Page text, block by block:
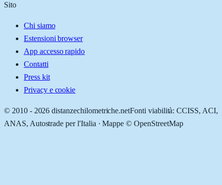
Sito
Chi siamo
Estensioni browser
App accesso rapido
Contatti
Press kit
Privacy e cookie
© 2010 - 2026 distanzechilometriche.netFonti viabilità: CCISS, ACI,
ANAS, Autostrade per l'Italia · Mappe © OpenStreetMap